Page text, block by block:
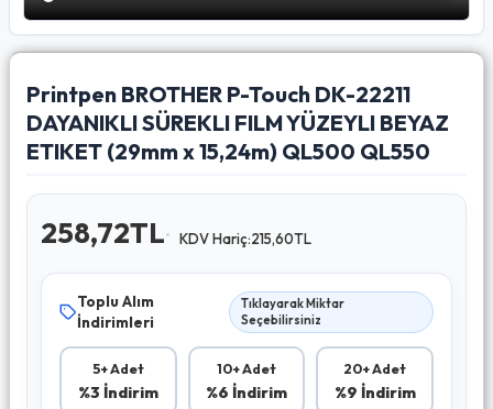
Printpen BROTHER P-Touch DK-22211
DAYANIKLI SÜREKLI FILM YÜZEYLI BEYAZ
ETIKET (29mm x 15,24m) QL500 QL550
258,72TL KDV Hariç:215,60TL
Toplu Alım
İndirimleri
Tıklayarak Miktar
Seçebilirsiniz
5+ Adet
%3 İndirim
10+ Adet
%6 İndirim
20+ Adet
%9 İndirim